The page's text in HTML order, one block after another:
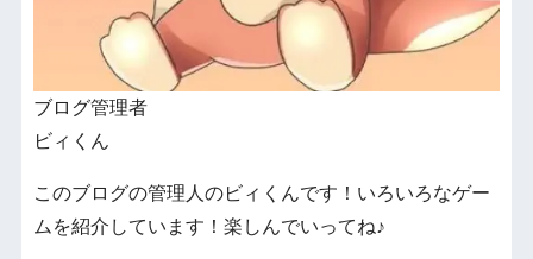
ブログ管理者
ビィくん
このブログの管理人のビィくんです！いろいろなゲー
ムを紹介しています！楽しんでいってね♪